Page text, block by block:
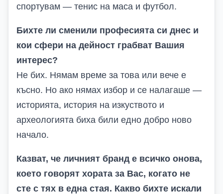
спортувам — тенис на маса и футбол.
Бихте ли сменили професията си днес и
кои сфери на дейност грабват Вашия
интерес?
Не бих. Нямам време за това или вече е
късно. Но ако нямах избор и се налагаше —
историята, история на изкуството и
археологията биха били едно добро ново
начало.
Казват, че личният бранд е всичко онова,
което говорят хората за Вас, когато не
сте с тях в една стая. Какво бихте искали